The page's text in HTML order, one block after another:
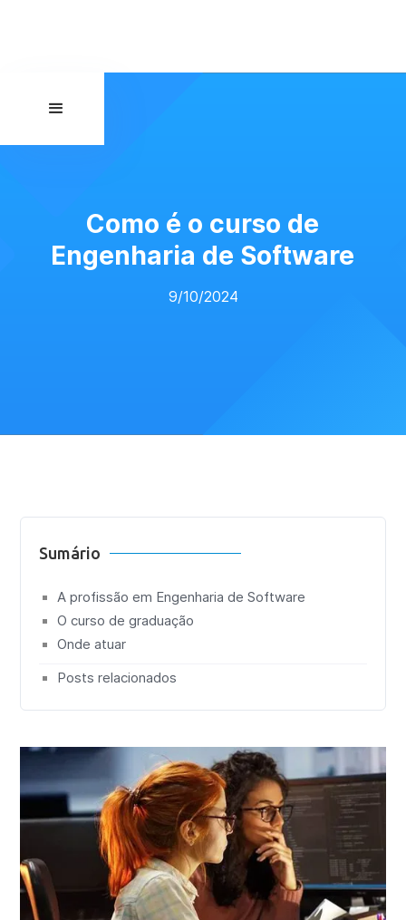
Como é o curso de
Engenharia de Software
9/10/2024
Sumário
A profissão em Engenharia de Software
O curso de graduação
Onde atuar
Posts relacionados